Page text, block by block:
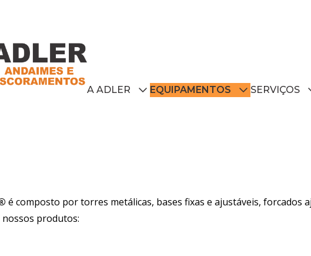
A ADLER EQUIPAMENTOS SERVIÇOS
é composto por torres metálicas, bases fixas e ajustáveis, forcados
nossos produtos: